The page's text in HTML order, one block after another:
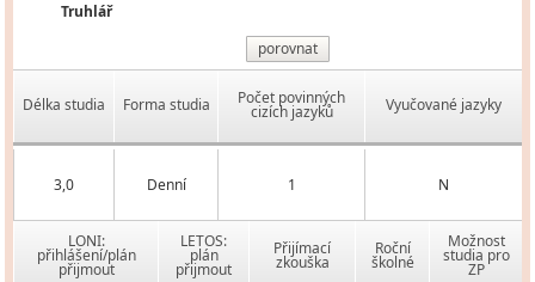
Truhlář
porovnat
Délka studia Forma studia Počet povinných
cizích jazyků Vyučované jazyky
3,0 Denní 1 N
LONI:
přihlášení/plán
přijmout
LETOS:
plán
přijmout
Přijímací
zkouška
Roční
školné
Možnost
studia pro
ZP